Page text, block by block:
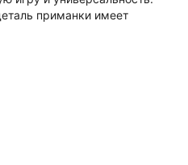
приманки имеет